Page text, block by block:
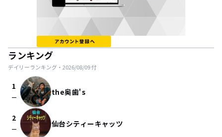
ランキング
デイリーランキング・ 2026/08/09付
1
check_indeterminate_small the奥歯's
2
check_indeterminate_small 仙台シティーキャッツ